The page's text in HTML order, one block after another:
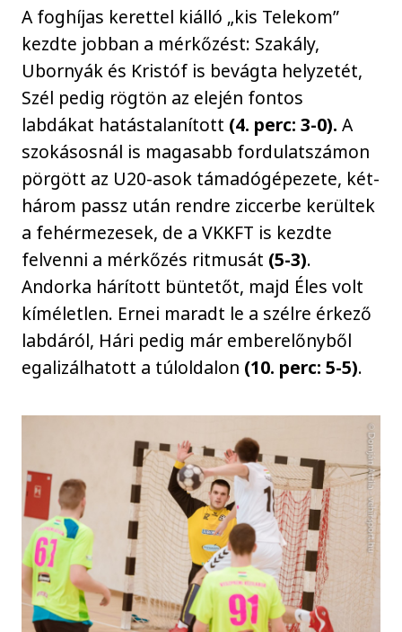
A foghíjas kerettel kiálló „kis Telekom”
kezdte jobban a mérkőzést: Szakály,
Ubornyák és Kristóf is bevágta helyzetét,
Szél pedig rögtön az elején fontos
labdákat hatástalanított (4. perc: 3-0). A
szokásosnál is magasabb fordulatszámon
pörgött az U20-asok támadógépezete, két-
három passz után rendre ziccerbe kerültek
a fehérmezesek, de a VKKFT is kezdte
felvenni a mérkőzés ritmusát (5-3).
Andorka hárított büntetőt, majd Éles volt
kíméletlen. Ernei maradt le a szélre érkező
labdáról, Hári pedig már emberelőnyből
egalizálhatott a túloldalon (10. perc: 5-5).